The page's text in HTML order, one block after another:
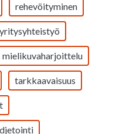
rehevöityminen
yritysyhteistyö
mielikuvaharjoittelu
tarkkaavaisuus